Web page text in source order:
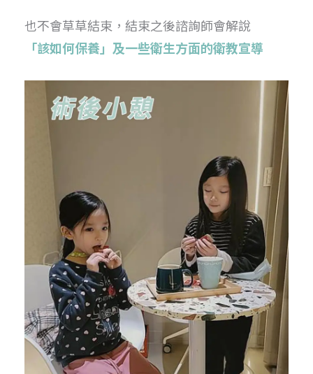
也不會草草結束，結束之後諮詢師會解說
「該如何保養」及一些衛生方面的衛教宣導